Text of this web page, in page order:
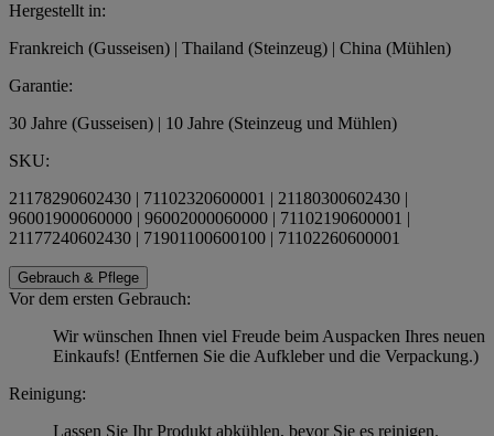
Hergestellt in:
Frankreich (Gusseisen) | Thailand (Steinzeug) | China (Mühlen)
Garantie:
30 Jahre (Gusseisen) | 10 Jahre (Steinzeug und Mühlen)
SKU:
21178290602430 | 71102320600001 | 21180300602430 |
96001900060000 | 96002000060000 | 71102190600001 |
21177240602430 | 71901100600100 | 71102260600001
Gebrauch & Pflege
Vor dem ersten Gebrauch:
Wir wünschen Ihnen viel Freude beim Auspacken Ihres neuen
Einkaufs! (Entfernen Sie die Aufkleber und die Verpackung.)
Reinigung:
Lassen Sie Ihr Produkt abkühlen, bevor Sie es reinigen.